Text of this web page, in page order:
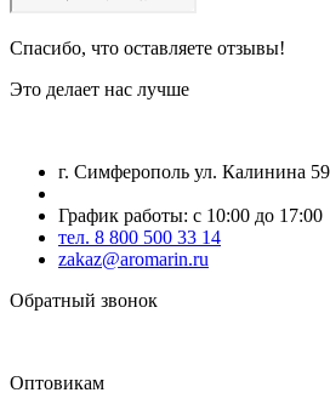
Спасибо, что оставляете отзывы!
Это делает нас лучше
г. Симферополь ул. Калинина
График работы: с 10:00 до 17:00
тел. 8 800 500 33 14
zakaz@aromarin.ru
Обратный звонок
Оптовикам